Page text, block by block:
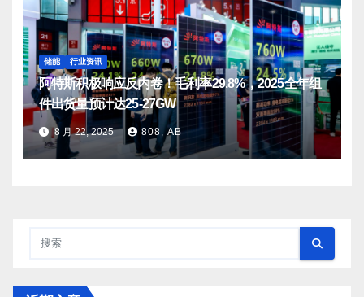
储能 行业资讯
阿特斯积极响应反内卷！毛利率29.8%，2025全年组
件出货量预计达25-27GW
8 月 22, 2025 808, AB